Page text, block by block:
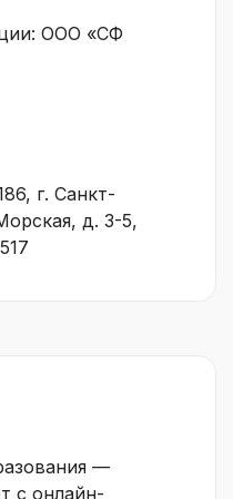
ООО «СФ
г. Санкт-
д. 3-5,
—
с онлайн-